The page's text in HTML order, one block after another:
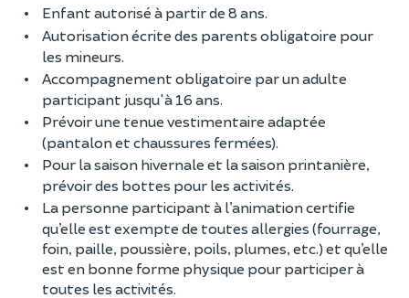
Enfant autorisé à partir de 8 ans.
Autorisation écrite des parents obligatoire pour
les mineurs.
Accompagnement obligatoire par un adulte
participant jusqu'à 16 ans.
Prévoir une tenue vestimentaire adaptée
(pantalon et chaussures fermées).
Pour la saison hivernale et la saison printanière,
prévoir des bottes pour les activités.
La personne participant à l’animation certifie
qu’elle est exempte de toutes allergies (fourrage,
foin, paille, poussière, poils, plumes, etc.) et qu’elle
est en bonne forme physique pour participer à
toutes les activités.